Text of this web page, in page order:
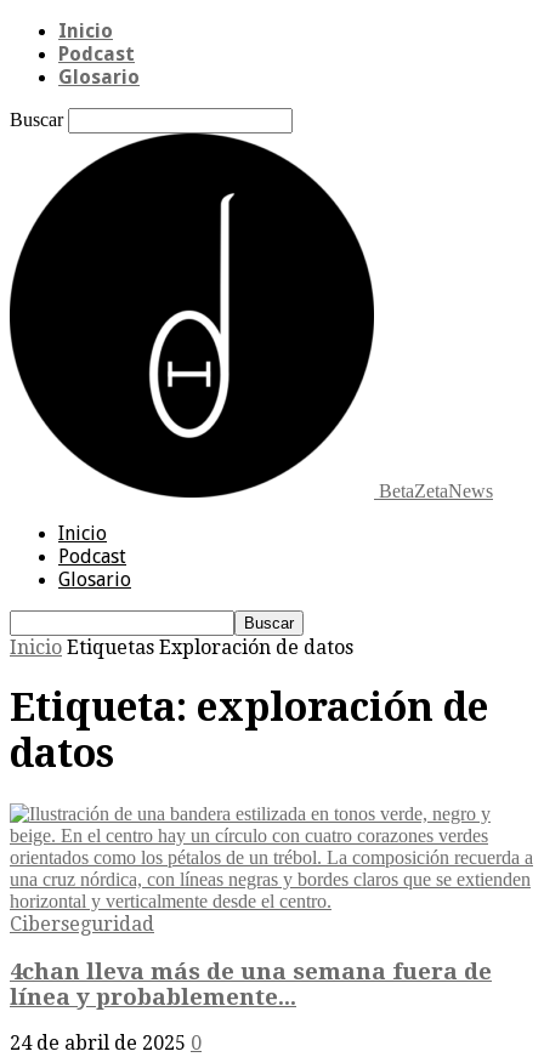
Inicio
Podcast
Glosario
Buscar
BetaZetaNews
Inicio
Podcast
Glosario
Inicio Etiquetas Exploración de datos
Etiqueta: exploración de
datos
Ciberseguridad
4chan lleva más de una semana fuera de
línea y probablemente...
24 de abril de 2025 0